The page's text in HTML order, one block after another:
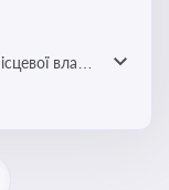
влади,
селищ)